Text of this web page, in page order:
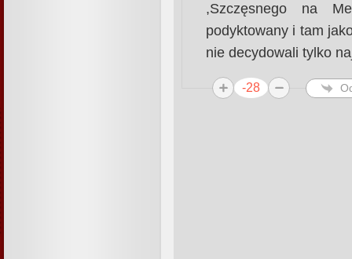
,Szczęsnego na
podyktowany i tam
nie decydowali tylko
-28